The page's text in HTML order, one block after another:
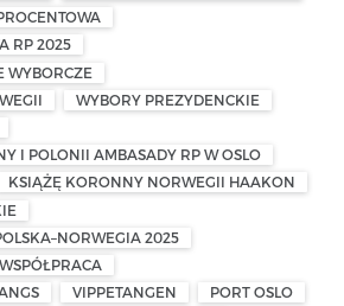
RP 2025
WYBORCZE
WYBORY PREZYDENCKIE
I POLONII AMBASADY RP W OSLO
KSIĄŻĘ KORONNY NORWEGII HAAKON
2025
VIPPETANGEN
PORT OSLO